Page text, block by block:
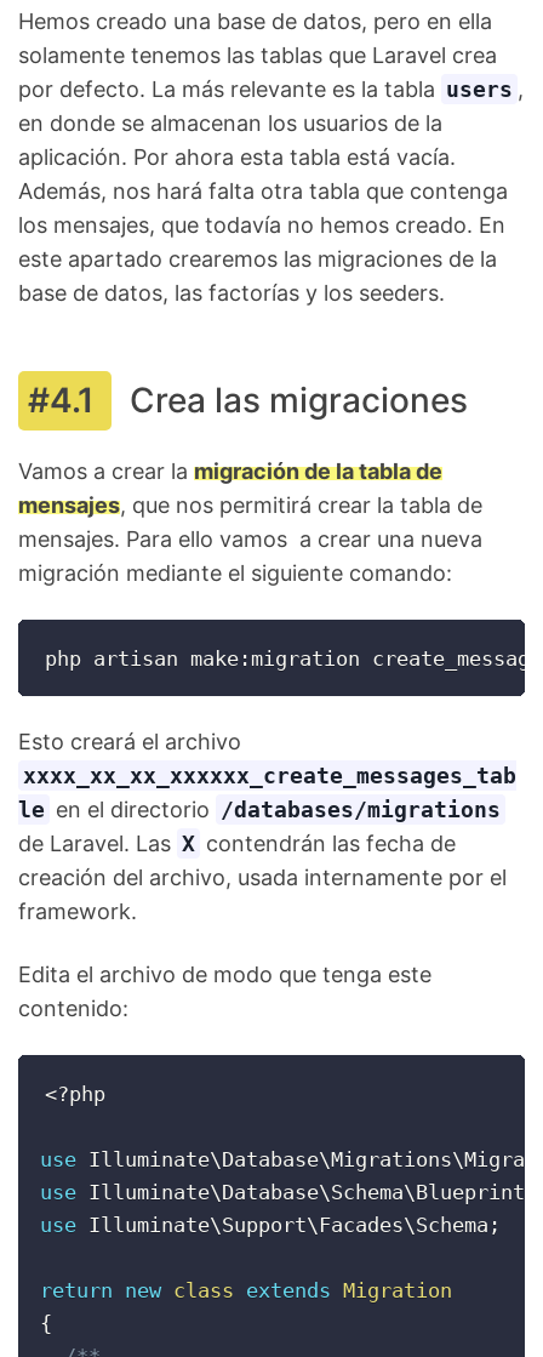
Hemos creado una base de datos, pero en ella
solamente tenemos las tablas que Laravel crea
por defecto. La más relevante es la tabla users ,
en donde se almacenan los usuarios de la
aplicación. Por ahora esta tabla está vacía.
Además, nos hará falta otra tabla que contenga
los mensajes, que todavía no hemos creado. En
este apartado crearemos las migraciones de la
base de datos, las factorías y los seeders.
Crea las migraciones
Vamos a crear la migración de la tabla de
mensajes, que nos permitirá crear la tabla de
mensajes. Para ello vamos a crear una nueva
migración mediante el siguiente comando:
php artisan make:migration
Esto creará el archivo
xxxx_xx_xx_xxxxxx_create_messages_tab
le en el directorio /databases/migrations
de Laravel. Las X contendrán las fecha de
creación del archivo, usada internamente por el
framework.
Edita el archivo de modo que tenga este
contenido:
<?php
use Illuminate\Database\Migrations\
use Illuminate\Database\Schema\Blueprint
use Illuminate\Support\ Facades\Schema ;
return new class extends Migration
{